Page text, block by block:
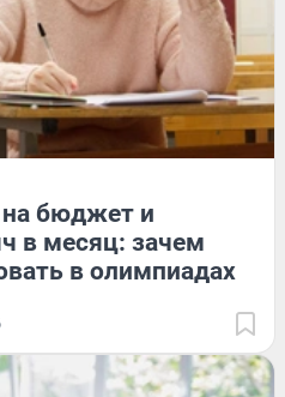
на бюджет и
в месяц: зачем
в олимпиадах